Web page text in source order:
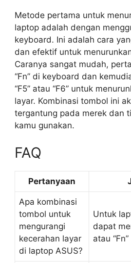
Metode pertama untuk
laptop adalah dengan
keyboard. Ini adalah cara
dan efektif untuk
Caranya sangat mudah,
“Fn” di keyboard dan
“F5” atau “F6” untuk
layar. Kombinasi tombol ini
tergantung pada merek dan
kamu gunakan.
FAQ
Pertanyaan
Apa kombinasi
tombol untuk
mengurangi
kecerahan layar
di laptop ASUS?
Untuk
dapat
atau “Fn”